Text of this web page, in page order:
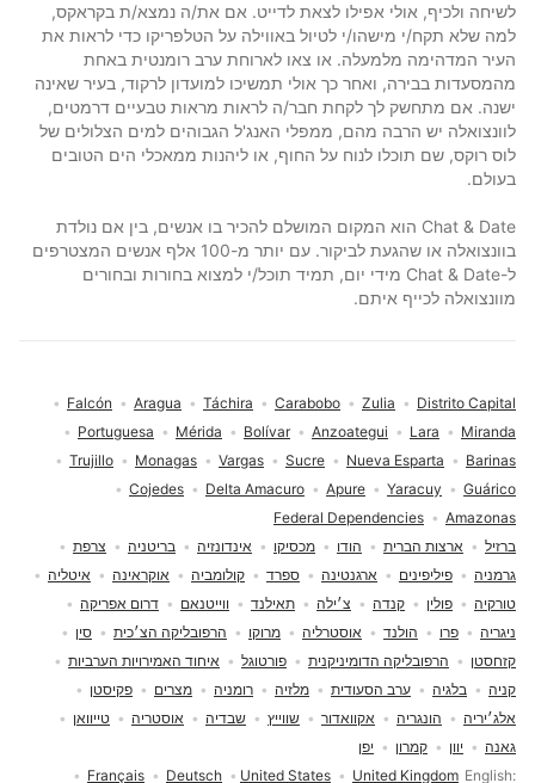
לשיחה ולכיף, אולי אפילו לצאת לדייט. אם את/ה נמצא/ת בקראקס,
למה שלא תקח/י מישהו/י לטיול באווילה על הטלפריקו כדי לראות את
העיר המדהימה מלמעלה. או צאו לארוחת ערב רומנטית באחת
מהמסעדות בבירה, ואחר כך אולי תמשיכו למועדון לרקוד, בעיר שאינה
ישנה. אם מתחשק לך לקחת חבר/ה לראות מראות טבעיים דרמטים,
לוונצואלה יש הרבה מהם, ממפלי האנג'ל הגבוהים למים הצלולים של
לוס רוקס, שם תוכלו לנוח על החוף, או ליהנות ממאכלי הים הטובים
בעולם.
Chat & Date הוא המקום המושלם להכיר בו אנשים, בין אם נולדת
בוונצואלה או שהגעת לביקור. עם יותר מ-100 אלף אנשים המצטרפים
ל-Chat & Date מידי יום, תמיד תוכל/י למצוא בחורות ובחורים
מוונצואלה לכייף איתם.
בחירת שפה
English
United Kingdom
United States
Deutsch
Français
ברזיל ארצות הברית הודו מכסיקו אינדונזיה בריטניה
צרפת
גרמניה
פיליפינים ארגנטינה ספרד קולומביה אוקראינה
איטליה
טורקיה
פולין קנדה צ׳ילה תאילנד ווייטנאם
דרום אפריקה
ניגריה
פרו הולנד אוסטרליה מרוקו הרפובליקה הצ׳כית
סין
קזחסטן
הרפובליקה הדומיניקנית פורטוגל
איחוד האמירויות הערביות
קניה
בלגיה ערב הסעודית מלזיה רומניה מצרים
פקיסטן
אלג׳יריה
הונגריה אקוואדור שווייץ שבדיה אוסטריה
טייוואן
גאנה
יוון קמרון יפן
Distrito Capital
Zulia
Carabobo
Táchira
Aragua
Falcón
Miranda
Lara
Anzoategui
Bolívar
Mérida
Portuguesa
Barinas
Nueva Esparta
Sucre
Vargas
Monagas
Trujillo
Guárico
Yaracuy
Apure
Delta Amacuro
Cojedes
Amazonas
Federal Dependencies